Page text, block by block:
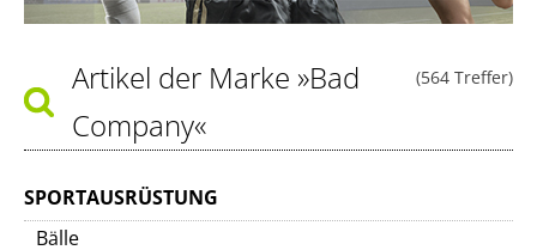
(564 Treffer)
Artikel der Marke »Bad
Company«
SPORTAUSRÜSTUNG
Bälle